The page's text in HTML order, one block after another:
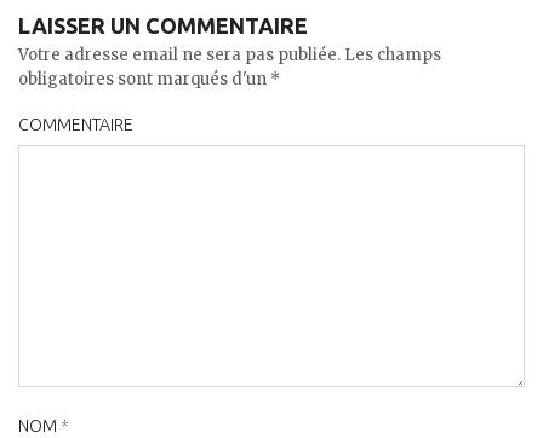
LAISSER UN COMMENTAIRE
Votre adresse email ne sera pas publiée. Les champs
obligatoires sont marqués d'un *
COMMENTAIRE
NOM *